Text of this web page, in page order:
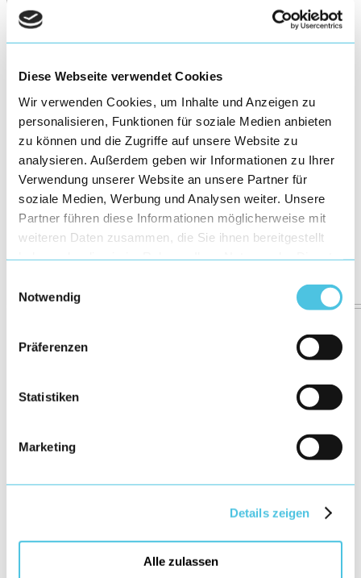
Diese Webseite verwendet Cookies
Wir verwenden Cookies, um Inhalte und Anzeigen zu
personalisieren, Funktionen für soziale Medien anbieten
zu können und die Zugriffe auf unsere Website zu
analysieren. Außerdem geben wir Informationen zu Ihrer
Verwendung unserer Website an unsere Partner für
soziale Medien, Werbung und Analysen weiter. Unsere
Partner führen diese Informationen möglicherweise mit
weiteren Daten zusammen, die Sie ihnen bereitgestellt
Notwendig
Präferenzen
Statistiken
Marketing
Details zeigen
Alle zulassen